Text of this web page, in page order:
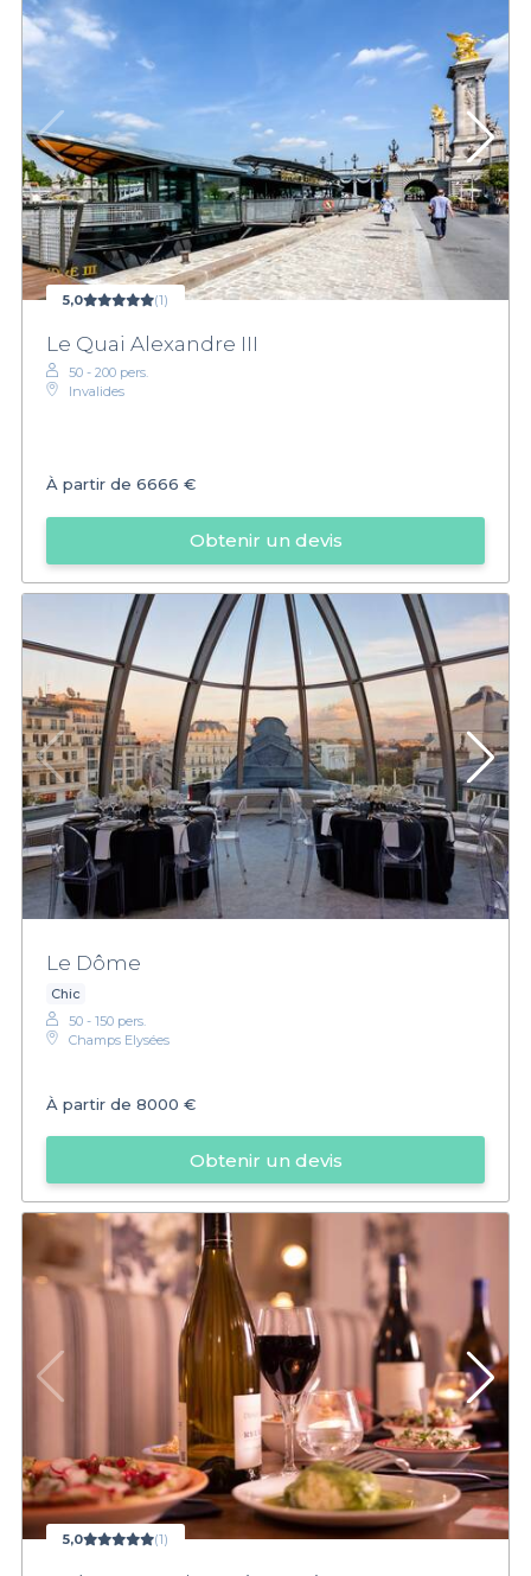
5,0 (1)
Le Quai Alexandre III
50 - 200 pers.
Invalides
À partir de 6666 €
Obtenir un devis
Le Dôme
Chic
50 - 150 pers.
Champs Elysées
À partir de 8000 €
Obtenir un devis
5,0 (1)